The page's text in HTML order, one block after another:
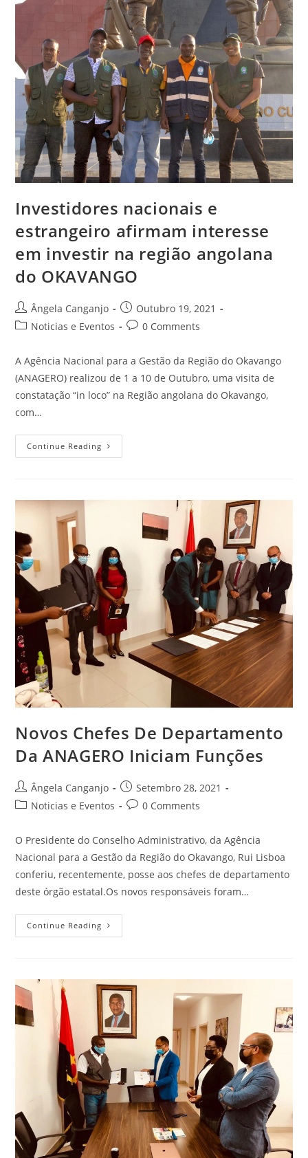
Investidores nacionais e
estrangeiro afirmam interesse
em investir na região angolana
do OKAVANGO
Ângela Canganjo
Outubro 19, 2021
Noticias e Eventos
0 Comments
A Agência Nacional para a Gestão da Região do Okavango
(ANAGERO) realizou de 1 a 10 de Outubro, uma visita de
constatação “in loco” na Região angolana do Okavango,
com…
Continue Reading
Novos Chefes De Departamento
Da ANAGERO Iniciam Funções
Ângela Canganjo
Setembro 28, 2021
Noticias e Eventos
0 Comments
O Presidente do Conselho Administrativo, da Agência
Nacional para a Gestão da Região do Okavango, Rui Lisboa
conferiu, recentemente, posse aos chefes de departamento
deste órgão estatal.Os novos responsáveis foram…
Continue Reading